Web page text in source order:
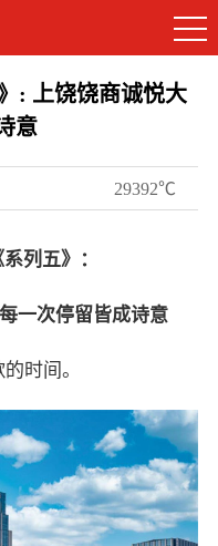
: 上饶饶商诚悦大
意
29392℃
列五》：
一次停留皆成诗意
时间。